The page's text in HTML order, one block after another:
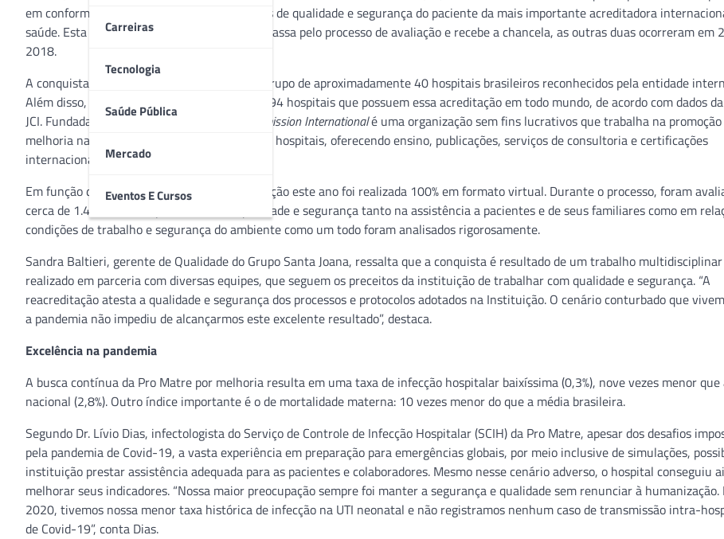
Carreiras
Tecnologia
Saúde Pública
Mercado
Eventos E Cursos
em conformidade com as exigências e padrões de qualidade e segurança do paciente da mais importante acreditadora
saúde. Esta é a terceira vez que a Pro Matre passa pelo processo de avaliação e recebe a chancela, as outras duas ocorreram em
2018.
A conquista mantém a instituição no seleto grupo de aproximadamente 40 hospitais brasileiros reconhecidos pela entidade
Além disso, a Pro Matre também integra os 694 hospitais que possuem essa acreditação em todo mundo, de acordo com dados
JCI. Fundada nos Estados Unidos, a
Joint Commission Internationalé uma organização sem fins lucrativos que trabalha na
melhoria na qualidade do cuidado e serviço de hospitais, oferecendo ensino, publicações, serviços de consultoria e certificações
internacionais.
Em função da pandemia da Covid-19, a avaliação este ano foi realizada 100% em formato virtual. Durante o processo, foram
cerca de 1.400 critérios para mensurar qualidade e segurança tanto na assistência a pacientes e de seus familiares como em
condições de trabalho e segurança do ambiente como um todo foram analisados rigorosamente.
Sandra Baltieri, gerente de Qualidade do Grupo Santa Joana, ressalta que a conquista é resultado de um trabalho multidisciplinar
realizado em parceria com diversas equipes, que seguem os preceitos da instituição de trabalhar com qualidade e segurança. “A
reacreditação atesta a qualidade e segurança dos processos e protocolos adotados na Instituição. O cenário conturbado que
a pandemia não impediu de alcançarmos este excelente resultado”, destaca.
Excelência na pandemia
A busca contínua da Pro Matre por melhoria resulta em uma taxa de infecção hospitalar baixíssima (0,3%), nove vezes menor que
nacional (2,8%). Outro índice importante é o de mortalidade materna: 10 vezes menor do que a média brasileira.
Segundo Dr. Lívio Dias, infectologista do Serviço de Controle de Infecção Hospitalar (SCIH) da Pro Matre, apesar dos desafios
pela pandemia de Covid-19, a vasta experiência em preparação para emergências globais, por meio inclusive de simulações,
instituição prestar assistência adequada para as pacientes e colaboradores. Mesmo nesse cenário adverso, o hospital conseguiu
melhorar seus indicadores. “Nossa maior preocupação sempre foi manter a segurança e qualidade sem renunciar à humanização.
2020, tivemos nossa menor taxa histórica de infecção na UTI neonatal e não registramos nenhum caso de transmissão intra-
de Covid-19”, conta Dias.